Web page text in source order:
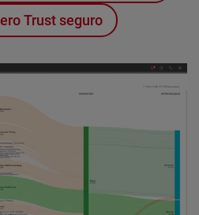
Trust seguro